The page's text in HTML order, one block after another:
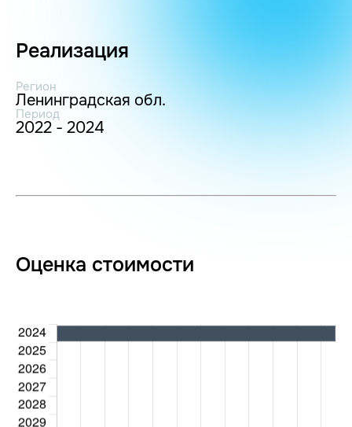
Реализация
Регион
Ленинградская обл.
Период
2022 - 2024
Оценка стоимости